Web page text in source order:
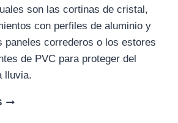
son las cortinas de cristal,
con perfiles de aluminio y
paneles correderos o los estores
de PVC para proteger del
lluvia.
CÓMO